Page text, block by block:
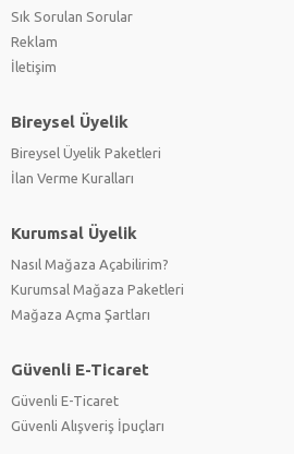
Sık Sorulan Sorular
Reklam
İletişim
Bireysel Üyelik
Bireysel Üyelik Paketleri
İlan Verme Kuralları
Kurumsal Üyelik
Nasıl Mağaza Açabilirim?
Kurumsal Mağaza Paketleri
Mağaza Açma Şartları
Güvenli E-Ticaret
Güvenli E-Ticaret
Güvenli Alışveriş İpuçları